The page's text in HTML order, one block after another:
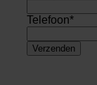
Telefoon*